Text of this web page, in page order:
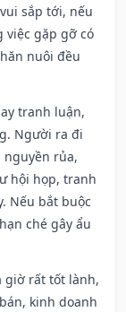
sắp tới, nếu
việc gặp gỡ có
nuôi đều
tranh luận,
Người ra đi
rủa,
hội họp, tranh
Nếu bắt buộc
ché gây ẩu
giờ rất tốt lành,
kinh doanh